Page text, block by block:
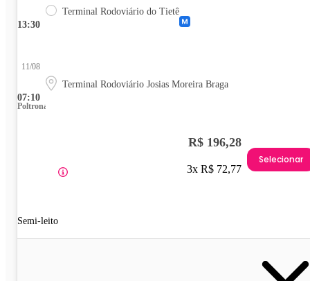
13:30
Terminal Rodoviário do Tietê
07:10
11/08
Terminal Rodoviário Josias Moreira Braga
Poltrona
Semi-leito
R$ 196,28
3x R$ 72,77
Selecionar